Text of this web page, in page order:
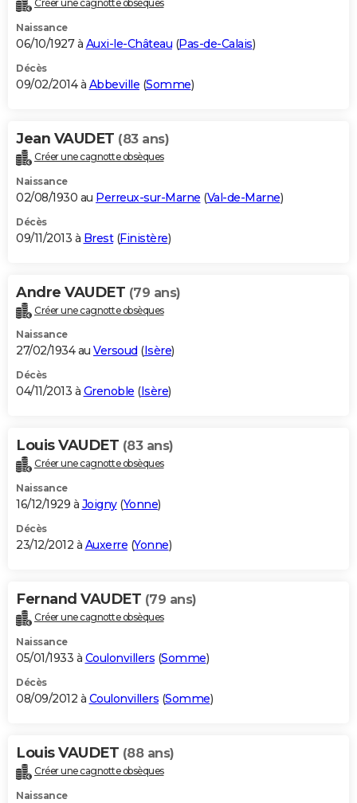
Créer une cagnotte obsèques
Naissance
06/10/1927 à Auxi-le-Château (Pas-de-Calais)
Décès
09/02/2014 à Abbeville (Somme)
Jean VAUDET (83 ans)
Créer une cagnotte obsèques
Naissance
02/08/1930 au Perreux-sur-Marne (Val-de-Marne)
Décès
09/11/2013 à Brest(Finistère)
Andre VAUDET (79 ans)
Créer une cagnotte obsèques
Naissance
27/02/1934 au Versoud (Isère)
Décès
04/11/2013 à Grenoble (Isère)
Louis VAUDET (83 ans)
Créer une cagnotte obsèques
Naissance
16/12/1929 à Joigny(Yonne)
Décès
23/12/2012 à Auxerre (Yonne)
Fernand VAUDET (79 ans)
Créer une cagnotte obsèques
Naissance
05/01/1933 à Coulonvillers (Somme)
Décès
08/09/2012 à Coulonvillers (Somme)
Louis VAUDET (88 ans)
Créer une cagnotte obsèques
Naissance